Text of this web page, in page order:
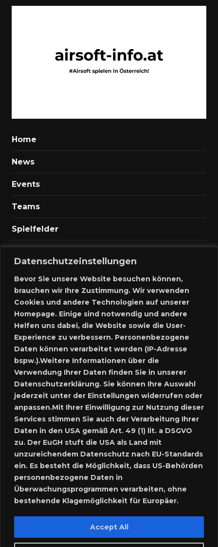
Datenschutzeinstellungen
Bevor Sie unsere Website besuchen können,
brauchen wir Ihre Zustimmung. Wir verwenden
Cookies und andere Technologien auf unserer
Homepage. Einige sind notwendig und andere
Helfen uns dabei, die Website sowie die User-
Experience zu verbessern. Personenbezogene
Daten können verarbeitet werden (IP-Adresse
bspw.).Weitere Informationen über die
Verwendung Ihrer Daten finden Sie in unserer
Datenschutzerklärung. Sie können Ihre Auswahl
jederzeit unter der Einstellungen widerrufen oder
anpassen.Mit Ihrer Einwilligung zur Nutzung dieser
Services stimmen Sie auch der Verarbeitung Ihrer
Daten in den USA gemäß Art. 49 (1) lit. a DSGVO
zu. Der EuGH stuft die USA als Land mit
unzureichendem Datenschutz nach EU-Standards
ein. Es besteht die Möglichkeit, dass US-Behörden
personenbezogene Daten in
Überwachungsprogrammen verarbeiten, ohne
bestehende Klagemöglichkeit für Europäer.
Accept All
Home
News
Events
Teams
Spielfelder
Kontakt
Anmelden
Meine Inserate
Neues Inserat schalten
Marktplatz – Registrierung
SUCHE
SPRACHE: